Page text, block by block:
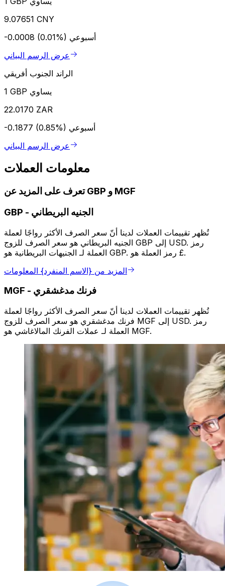
9.07651 CNY
-0.0008 (0.01%) أسبوعي
عرض الرسم البياني
الراند الجنوب أفريقي
1 GBP يساوي
22.0170 ZAR
-0.1877 (0.85%) أسبوعي
عرض الرسم البياني
معلومات العملات
تعرف على المزيد عن GBP و MGF
GBP - الجنيه البريطاني
تُظهر تقييمات العملات لدينا أنّ سعر الصرف الأكثر رواجًا لعملة
الجنيه البريطاني هو سعر الصرف للزوج GBP إلى USD. رمز
العملة لـ الجنيهات البريطانية هو GBP. رمز العملة هو £.
المزيد من {الاسم المنفرد} المعلومات
MGF - فرنك مدغشقري
تُظهر تقييمات العملات لدينا أنّ سعر الصرف الأكثر رواجًا لعملة
فرنك مدغشقري هو سعر الصرف للزوج MGF إلى USD. رمز
العملة لـ عملات الفرنك المالاغاشي هو MGF.